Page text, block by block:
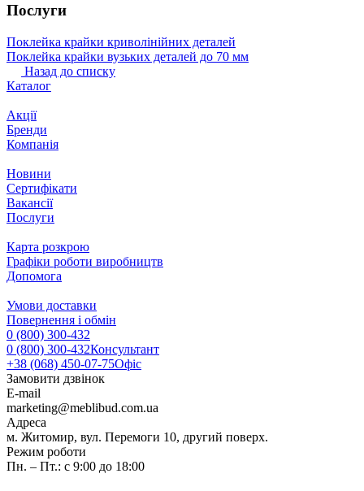
Послуги
Поклейка крайки криволінійних деталей
Поклейка крайки вузьких деталей до 70 мм
Назад до списку
Каталог
Акції
Бренди
Компанія
Новини
Сертифікати
Вакансії
Послуги
Карта розкрою
Графіки роботи виробництв
Допомога
Умови доставки
Повернення і обмін
0 (800) 300-432
0 (800) 300-432Консультант
+38 (068) 450-07-75Офіс
Замовити дзвінок
E-mail
marketing@meblibud.com.ua
Адреса
м. Житомир, вул. Перемоги 10, другий поверх.
Режим роботи
Пн. – Пт.: с 9:00 до 18:00